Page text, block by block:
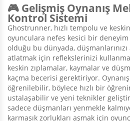
🎮 Gelişmiş Oynanış
Kontrol Sistemi
Ghostrunner, hızlı tempolu ve
oyunculara nefes kesici bir deneyim
olduğu bu dünyada,
atlatmak için reflekslerinizi
keskin zıplamalar, kaymalar ve
kaçma becerisi gerektiriyor.
öğrenilebilir, böylece hızlı bir
ustalaşabilir ve yeni teknikler
sadece düşmanları yenmekle
karmaşık zorlukları aşmak için